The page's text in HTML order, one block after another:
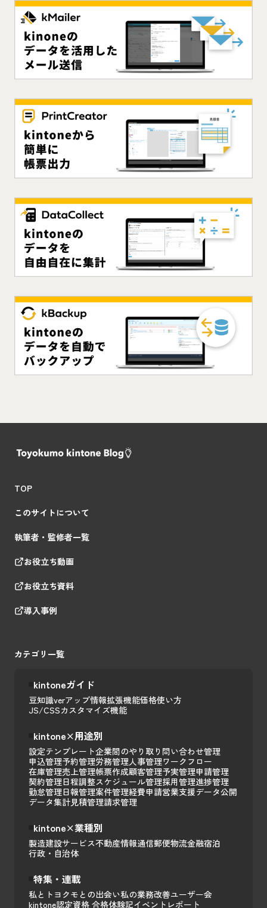
TOP
このサイトについて
執筆者・監修者一覧
お役立ち動画
お役立ち資料
導入事例
カテゴリ一覧
kintoneガイド
豆知識verアップ情報拡張機能価格使い方
JS/CSSカスタマイズ機能
kintone×用途別
設定テンプレート企業間のやり取り 問い合わせ管理
申込管理予約管理労務管理人事管理ワークフロー
在庫管理売上管理帳票作成顧客管理予実管理申請管理
契約管理日程調整スケジュール管理採用管理進捗管理
勤怠管理日報管理案件管理経費申請営業支援データ公開
データ集計見積管理請求管理
kintone×業種別
製造建設サービス不動産情報通信郵便物流金融宿泊
行政・自治体
特集・連載
私とトヨクモとの出会い私の業務改善ユーザー会
kintone認定資格 合格体験記イベントレポート